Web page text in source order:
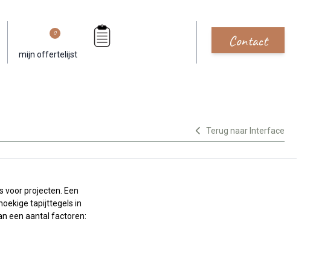
mijn offertelijst
0 Contact
Terug naar Interface
voor projecten. Een
tapijttegels in
een aantal factoren: